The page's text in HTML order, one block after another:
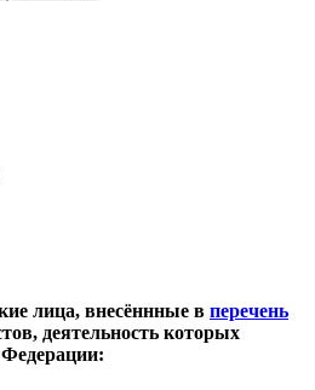
лица, внесённные в перечень
деятельность которых